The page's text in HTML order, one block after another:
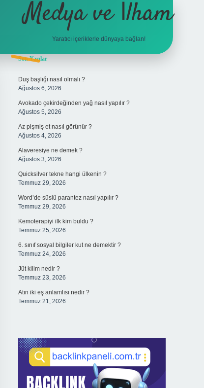
Medya ve İlham
Yaratıcı içeriklerle dünyaya bağlan!
Sidebar
Son Yazılar
Duş başlığı nasıl olmalı ?
Ağustos 6, 2026
Avokado çekirdeğinden yağ nasıl yapılır ?
Ağustos 5, 2026
Az pişmiş et nasıl görünür ?
Ağustos 4, 2026
Alaveresiye ne demek ?
Ağustos 3, 2026
Quicksilver tekne hangi ülkenin ?
Temmuz 29, 2026
Word’de süslü parantez nasıl yapılır ?
Temmuz 29, 2026
Kemoterapiyi ilk kim buldu ?
Temmuz 25, 2026
6. sınıf sosyal bilgiler kut ne demektir ?
Temmuz 24, 2026
Jüt kilim nedir ?
Temmuz 23, 2026
Atın iki eş anlamlısı nedir ?
Temmuz 21, 2026